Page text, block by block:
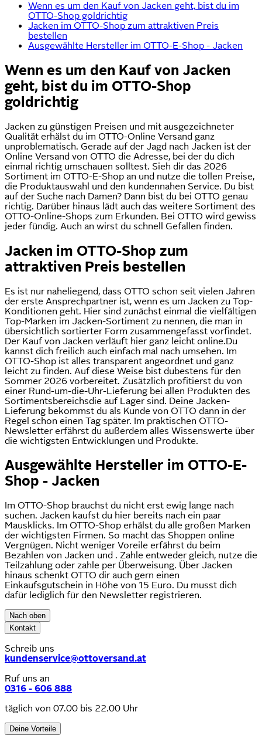
Wenn es um den Kauf von Jacken geht, bist du im
OTTO-Shop goldrichtig
Jacken im OTTO-Shop zum attraktiven Preis
bestellen
Ausgewählte Hersteller im OTTO-E-Shop - Jacken
Wenn es um den Kauf von Jacken
geht, bist du im OTTO-Shop
goldrichtig
Jacken zu günstigen Preisen und mit ausgezeichneter
Qualität erhälst du im OTTO-Online Versand ganz
unproblematisch. Gerade auf der Jagd nach Jacken ist der
Online Versand von OTTO die Adresse, bei der du dich
einmal richtig umschauen solltest. Sieh dir das 2026
Sortiment im OTTO-E-Shop an und nutze die tollen Preise,
die Produktauswahl und den kundennahen Service. Du bist
auf der Suche nach Damen? Dann bist du bei OTTO genau
richtig. Darüber hinaus lädt auch das weitere Sortiment des
OTTO-Online-Shops zum Erkunden. Bei OTTO wird gewiss
jeder fündig. Auch an wirst du schnell Gefallen finden.
Jacken im OTTO-Shop zum
attraktiven Preis bestellen
Es ist nur naheliegend, dass OTTO schon seit vielen Jahren
der erste Ansprechpartner ist, wenn es um Jacken zu Top-
Konditionen geht. Hier sind zunächst einmal die vielfältigen
Top-Marken im Jacken-Sortiment zu nennen, die man in
übersichtlich sortierter Form zusammengefasst vorfindet.
Der Kauf von Jacken verläuft hier ganz leicht online.Du
kannst dich freilich auch einfach mal nach umsehen. Im
OTTO-Shop ist alles transparent angeordnet und ganz
leicht zu finden. Auf diese Weise bist dubestens für den
Sommer 2026 vorbereitet. Zusätzlich profitierst du von
einer Rund-um-die-Uhr-Lieferung bei allen Produkten des
Sortimentsbereichsdie auf Lager sind. Deine Jacken-
Lieferung bekommst du als Kunde von OTTO dann in der
Regel schon einen Tag später. Im praktischen OTTO-
Newsletter erfährst du außerdem alles Wissenswerte über
die wichtigsten Entwicklungen und Produkte.
Ausgewählte Hersteller im OTTO-E-
Shop - Jacken
Im OTTO-Shop brauchst du nicht erst ewig lange nach
suchen. Jacken kaufst du hier bereits nach ein paar
Mausklicks. Im OTTO-Shop erhälst du alle großen Marken
der wichtigsten Firmen. So macht das Shoppen online
Vergnügen. Nicht weniger Voreile erfährst du beim
Bezahlen von Jacken und . Zahle entweder gleich, nutze die
Teilzahlung oder zahle per Überweisung. Über Jacken
hinaus schenkt OTTO dir auch gern einen
Einkaufsgutschein in Höhe von 15 Euro. Du musst dich
dafür lediglich für den Newsletter registrieren.
Nach oben
Kontakt
Schreib uns
kundenservice@ottoversand.at
Ruf uns an
0316 - 606 888
täglich von 07.00 bis 22.00 Uhr
Deine Vorteile